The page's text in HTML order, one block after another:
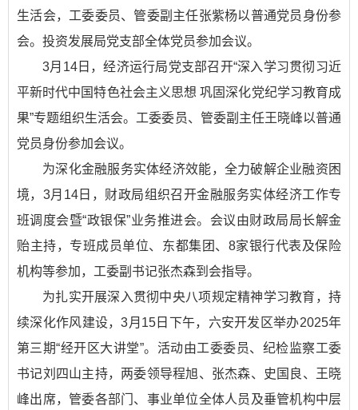
生活会，工委委员、管委副主任张紫杨以普通党员身份参
会。投资发展局党支部全体党员参加会议。
3月14日，经济运行局党支部召开“深入学习贯彻习近
平新时代中国特色社会主义思想 巩固深化党纪学习教育成
果”专题组织生活会。工委委员、管委副主任王晓峰以普通
党员身份参加会议。
为深化金融服务实体经济效能，全力破解企业融资困
境，3月14日，财政局组织召开金融服务实体经济工作专
班调度会暨“政银保”业务推进会。会议由财政局局长解金
贻主持，专班成员单位、东都集团、8家银行代表及保险
机构等参加，工委副书记张杰森到会指导。
为扎实开展深入贯彻中央八项规定精神学习教育，持
续深化作风建设，3月15日下午，六安开发区举办2025年
第三期“经开区大讲堂”。活动由工委委员、纪检监察工委
书记刘四山主持，两委领导程旭、张杰森、史国良、王晓
峰出席，管委各部门、事业单位全体人员及垂管机构中层